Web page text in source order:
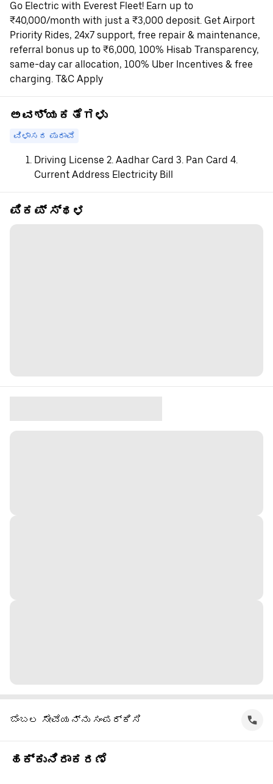
Go Electric with Everest Fleet! Earn up to
₹40,000/month with just a ₹3,000 deposit. Get Airport
Priority Rides, 24x7 support, free repair & maintenance,
referral bonus up to ₹6,000, 100% Hisab Transparency,
same-day car allocation, 100% Uber Incentives & free
charging. T&C Apply
ಅವಶ್ಯಕತೆಗಳು
ವಿಳಾಸದ ಪುರಾವೆ
Driving License 2. Aadhar Card 3. Pan Card 4.
Current Address Electricity Bill
ಪಿಕಪ್ ಸ್ಥಳ
ಬೆಂಬಲ ಸೇವೆಯನ್ನು ಸಂಪರ್ಕಿಸಿ
ಹಕ್ಕುನಿರಾಕರಣೆ